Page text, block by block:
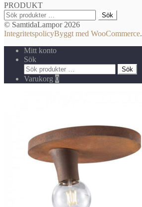
PRODUKT
Sök
efter:
Sök
© SamtidaLampor 2026
IntegritetspolicyByggt med WooCommerce.
Mitt konto
Sök
Sök
efter:
Sök
Varukorg 0